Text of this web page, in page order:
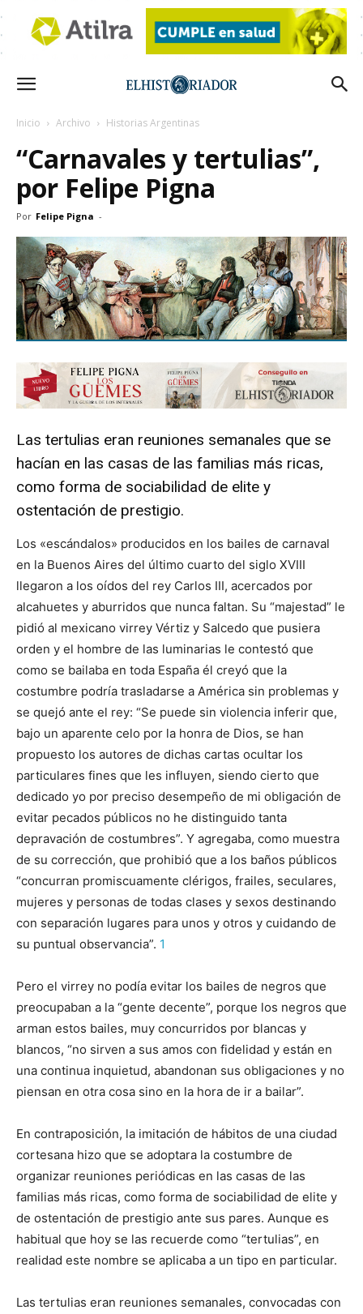
Inicio Archivo Historias Argentinas
“Carnavales y tertulias”,
por Felipe Pigna
Por Felipe Pigna -
Las tertulias eran reuniones semanales que se
hacían en las casas de las familias más ricas,
como forma de sociabilidad de elite y
ostentación de prestigio.
Los «escándalos» producidos en los bailes de carnaval
en la Buenos Aires del último cuarto del siglo XVIII
llegaron a los oídos del rey Carlos III, acercados por
alcahuetes y aburridos que nunca faltan. Su “majestad” le
pidió al mexicano virrey Vértiz y Salcedo que pusiera
orden y el hombre de las luminarias le contestó que
como se bailaba en toda España él creyó que la
costumbre podría trasladarse a América sin problemas y
se quejó ante el rey: “Se puede sin violencia inferir que,
bajo un aparente celo por la honra de Dios, se han
propuesto los autores de dichas cartas ocultar los
particulares fines que les influyen, siendo cierto que
dedicado yo por preciso desempeño de mi obligación de
evitar pecados públicos no he distinguido tanta
depravación de costumbres”. Y agregaba, como muestra
de su corrección, que prohibió que a los baños públicos
“concurran promiscuamente clérigos, frailes, seculares,
mujeres y personas de todas clases y sexos destinando
con separación lugares para unos y otros y cuidando de
su puntual observancia”. 1
Pero el virrey no podía evitar los bailes de negros que
preocupaban a la “gente decente”, porque los negros que
arman estos bailes, muy concurridos por blancas y
blancos, “no sirven a sus amos con fidelidad y están en
una continua inquietud, abandonan sus obligaciones y no
piensan en otra cosa sino en la hora de ir a bailar”.
En contraposición, la imitación de hábitos de una ciudad
cortesana hizo que se adoptara la costumbre de
organizar reuniones periódicas en las casas de las
familias más ricas, como forma de sociabilidad de elite y
de ostentación de prestigio ante sus pares. Aunque es
habitual que hoy se las recuerde como “tertulias”, en
realidad este nombre se aplicaba a un tipo en particular.
Las tertulias eran reuniones semanales, convocadas con